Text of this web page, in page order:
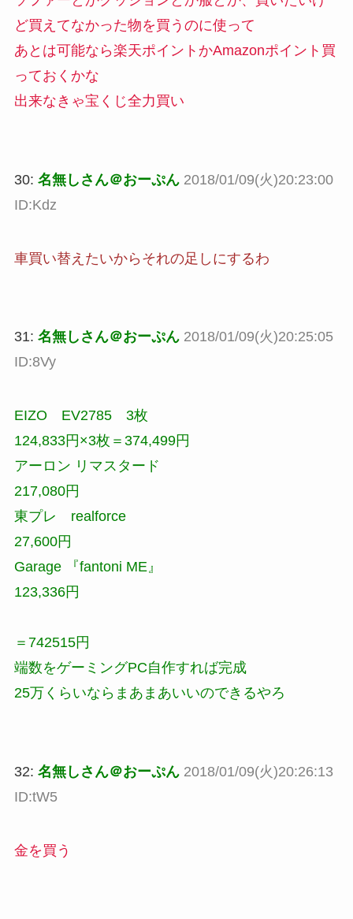
ど買えてなかった物を買うのに使って
あとは可能なら楽天ポイントかAmazonポイント買
っておくかな
出来なきゃ宝くじ全力買い
30: 名無しさん＠おーぷん 2018/01/09(火)20:23:00
ID:Kdz
車買い替えたいからそれの足しにするわ
31: 名無しさん＠おーぷん 2018/01/09(火)20:25:05
ID:8Vy
EIZO EV2785 3枚
124,833円×3枚＝374,499円
アーロン リマスタード
217,080円
東プレ realforce
27,600円
Garage 『fantoni ME』
123,336円
＝742515円
端数をゲーミングPC自作すれば完成
25万くらいならまあまあいいのできるやろ
32: 名無しさん＠おーぷん 2018/01/09(火)20:26:13
ID:tW5
金を買う